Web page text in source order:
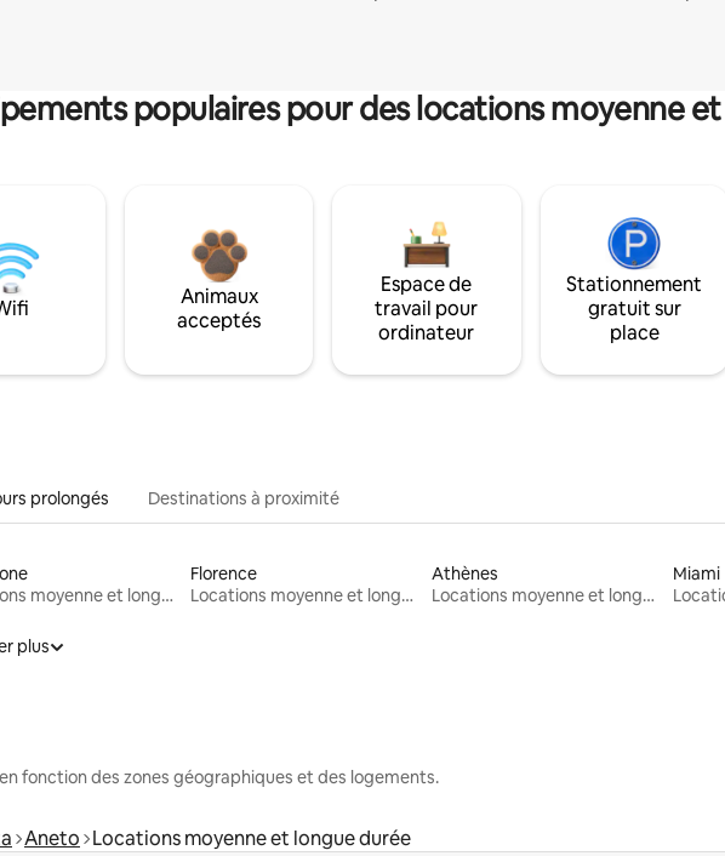
populaires pour des locations moyenne
Animaux
acceptés
Espace de
travail pour
ordinateur
Stationnement
gratuit sur
place
prolongés Destinations à proximité
Locations moyenne et longue durée
Florence
Locations moyenne et longue durée
Athènes
Locations moyenne et longue durée
Miami
plus
fonction des zones géographiques et des logements.
Aneto Locations moyenne et longue durée